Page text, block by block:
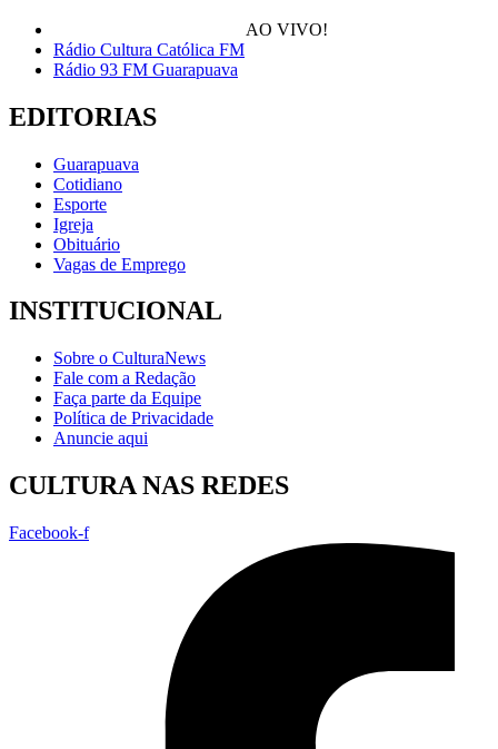
AO VIVO!
Rádio Cultura Católica FM
Rádio 93 FM Guarapuava
EDITORIAS
Guarapuava
Cotidiano
Esporte
Igreja
Obituário
Vagas de Emprego
INSTITUCIONAL
Sobre o CulturaNews
Fale com a Redação
Faça parte da Equipe
Política de Privacidade
Anuncie aqui
CULTURA NAS REDES
Facebook-f